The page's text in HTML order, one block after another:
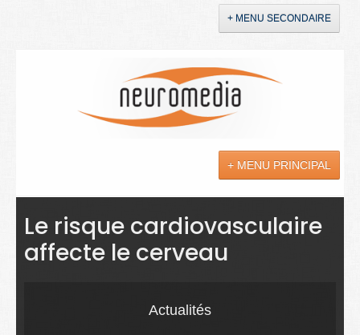
+ MENU SECONDAIRE
+ MENU PRINCIPAL
Actualités
Sciences
Le risque cardiovasculaire
affecte le cerveau
Actualités